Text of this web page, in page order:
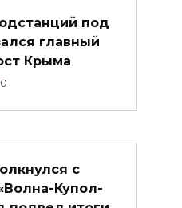
под
главный
Крыма
0
с
Купол-